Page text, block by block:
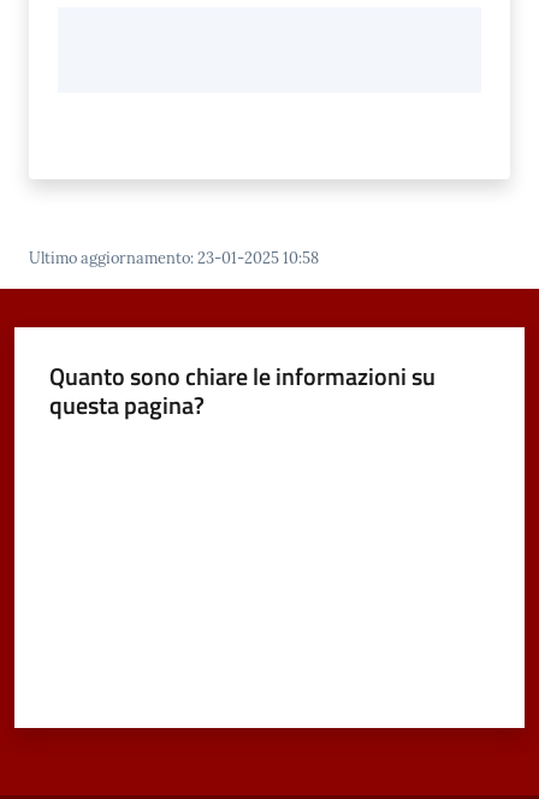
Ultimo aggiornamento:23-01-2025 10:58
Quanto sono chiare le informazioni su
questa pagina?